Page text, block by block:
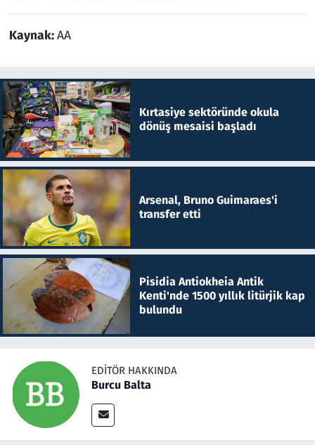
Kaynak:AA
Kırtasiye sektöründe okula
dönüş mesaisi başladı
Arsenal, Bruno Guimaraes'i
transfer etti
Pisidia Antiokheia Antik
Kenti'nde 1500 yıllık litürjik kap
bulundu
EDITÖR HAKKINDA
Burcu Balta